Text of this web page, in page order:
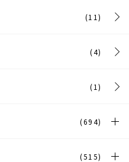
(11)
(4)
(1)
(694)
(515)